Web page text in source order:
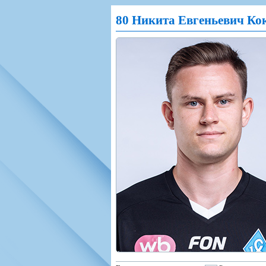
Игроки
Тренерско-административный
Руководство
Фонд поддержки
Контакты
Солидарность Самара Арена
Закупки
Вакансии
Документы
РПЛ
Календарь
Таблица
Шахматка
Статистика состава
Баланс матчей
FONBET Кубок России
Матчи
Молодежная команда
Календарь
Таблица
Шахматка
Статистика состава
Крылья Советов-2
Календарь
Таблица
Шахматка
Чемпионат
Кубок СССР
Чемпионат
Кубок России
Лига Европы
Кубок
Молодежное
Кубок
Кубок ФНЛ
Игроки
Ветераны
Стадион
80 Никита Евгеньевич